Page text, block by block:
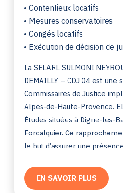
Contentieux locatifs
Mesures conservatoires
Congés locatifs
Exécution de décision de
La SELARL SULMONI
DEMAILLY – CDJ 04 est une
Commissaires de Justice
Alpes-de-Haute-Provence.
Études situées à Digne-les-
Forcalquier. Ce
le but d’assurer une
EN SAVOIR PLUS